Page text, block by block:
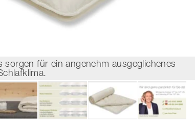
für ein angenehm ausgeglichenes